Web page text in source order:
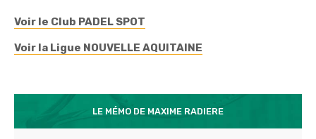
Voir le Club PADEL SPOT
Voir la Ligue NOUVELLE AQUITAINE
LE MÉMO DE MAXIME RADIERE